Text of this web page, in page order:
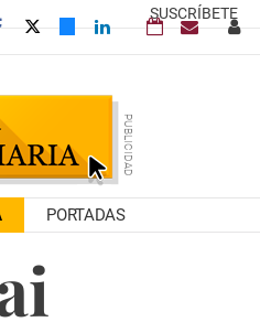
SUSCRÍBETE
PORTADAS